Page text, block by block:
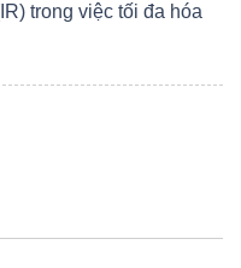
trong việc tối đa hóa